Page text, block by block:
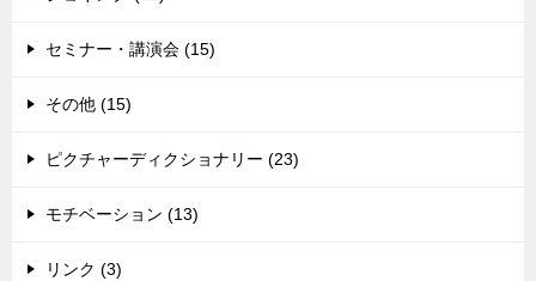
セミナー・講演会 (15)
その他 (15)
ピクチャーディクショナリー (23)
モチベーション (13)
リンク (3)